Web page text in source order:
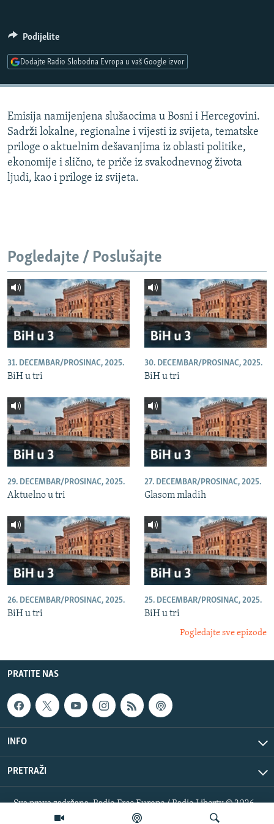
DNEVNO@RSE
SPECIJALI RSE
POPLAVE I KLIZIŠTA U BIH 2024.
TV LIBERTY
POST SCRIPTUM
NASTANAK I RASPAD JUGOSLAVIJE
PRATITE NAS
Sve RFE/RL stranice
Podijelite
Dodajte Radio Slobodna Evropa u vaš Google izvor
Emisija namijenjena slušaocima u Bosni i Hercegovini.
Sadrži lokalne, regionalne i vijesti iz svijeta, tematske
priloge o aktuelnim dešavanjima iz oblasti politike,
ekonomije i slično, te priče iz svakodnevnog života
ljudi, kao i priloge iz svijeta.
Pogledajte / Poslušajte
31. DECEMBAR/PROSINAC, 2025.
BiH u tri
30. DECEMBAR/PROSINAC, 2025.
BiH u tri
29. DECEMBAR/PROSINAC, 2025.
Aktuelno u tri
27. DECEMBAR/PROSINAC, 2025.
Glasom mladih
26. DECEMBAR/PROSINAC, 2025.
BiH u tri
25. DECEMBAR/PROSINAC, 2025.
BiH u tri
Pogledajte sve epizode
PRATITE NAS
INFO
PRETRAŽI
Sva prava zadržana. Radio Free Europe / Radio Liberty © 2026
RFE/RL, Inc.